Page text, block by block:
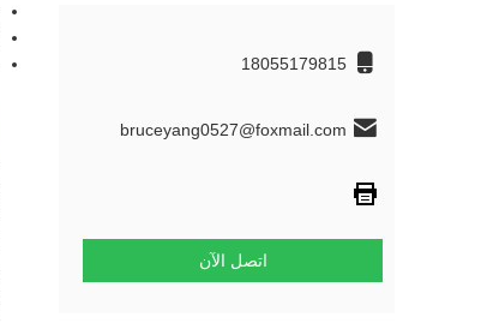
18055179815
bruceyang0527@foxmail.com
اتصل الآن